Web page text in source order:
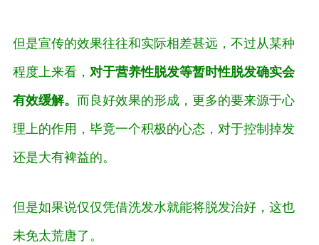
但是宣传的效果往往和实际相差甚远，不过从某种
程度上来看， 对于营养性脱发等暂时性脱发确实会
有效缓解。 而良好效果的形成，更多的要来源于心
理上的作用，毕竟一个积极的心态，对于控制掉发
还是大有裨益的。
但是如果说仅仅凭借洗发水就能将脱发治好，这也
未免太荒唐了。